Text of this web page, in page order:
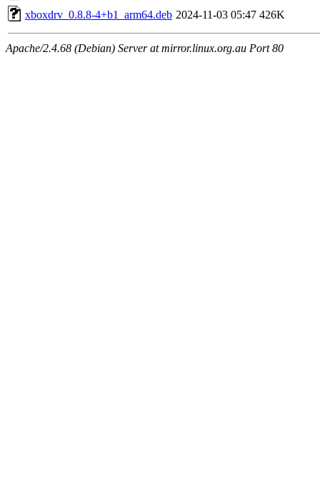
xboxdrv_0.8.8-4+b1_arm64.deb 2024-11-03 05:47 426K
Apache/2.4.68 (Debian) Server at mirror.linux.org.au Port 80